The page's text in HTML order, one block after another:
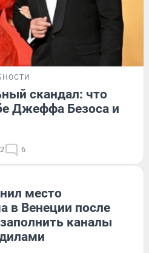
скандал: что
Джеффа Безоса и
6
место
в Венеции после
каналы